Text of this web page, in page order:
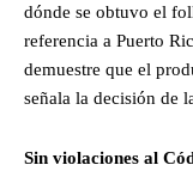
dónde se obtuvo el
referencia a Puerto
demuestre que el
señala la decisión de
Sin violaciones al